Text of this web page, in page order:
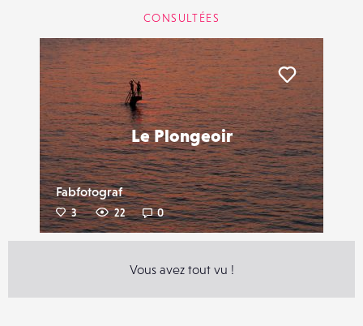
CONSULTÉES
Le Plongeoir
Fabfotograf
3 22 0
Liker
Vous avez tout vu !